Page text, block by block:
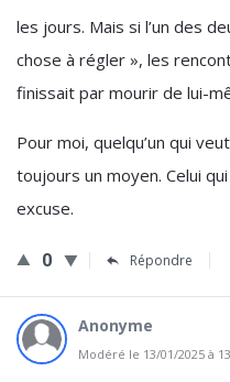
les jours. Mais si l’un des
chose à régler », les
finissait par mourir de lui-
Pour moi, quelqu’un qui
toujours un moyen. Celui
excuse.
0 Répondre
Anonyme
Modéré le 13/01/2025 à